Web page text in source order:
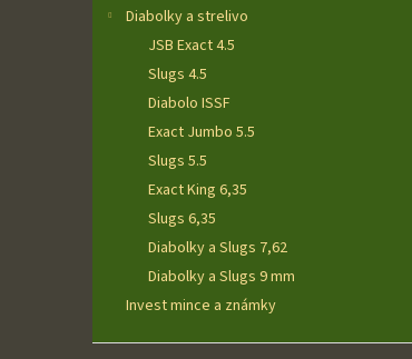
Diabolky a strelivo
JSB Exact 4.5
Slugs 4.5
Diabolo ISSF
Exact Jumbo 5.5
Slugs 5.5
Exact King 6,35
Slugs 6,35
Diabolky a Slugs 7,62
Diabolky a Slugs 9 mm
Invest mince a známky